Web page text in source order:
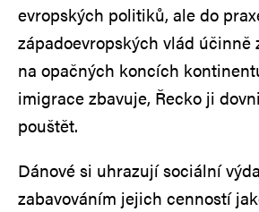
evropských politiků, ale do
západoevropských vlád účinně
na opačných koncích
imigrace zbavuje, Řecko ji
pouštět.
Dánové si uhrazují sociální
zabavováním jejich cenností